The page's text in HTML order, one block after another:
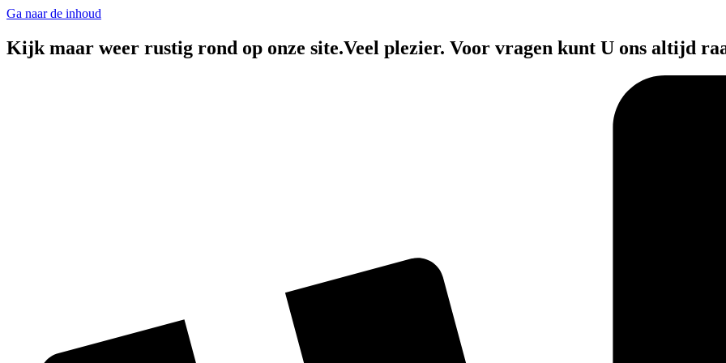
Ga naar de inhoud
Kijk maar weer rustig rond op onze site.Veel plezier. Voor vragen kunt U ons altijd